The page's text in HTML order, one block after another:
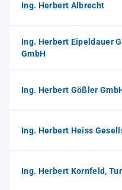
Ing. Herbert Albrecht
Ing. Herbert Eipeldauer
GmbH
Ing. Herbert Gößler
Ing. Herbert Heiss
Ing. Herbert Kornfeld,